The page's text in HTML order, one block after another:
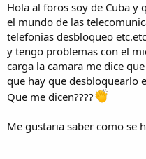
Hola al foros soy de Cuba y
el mundo de las
telefonias desbloqueo etc.etc
y tengo problemas con el
carga la camara me dice
que hay que desbloquearlo
Que me dicen????
Me gustaria saber como se